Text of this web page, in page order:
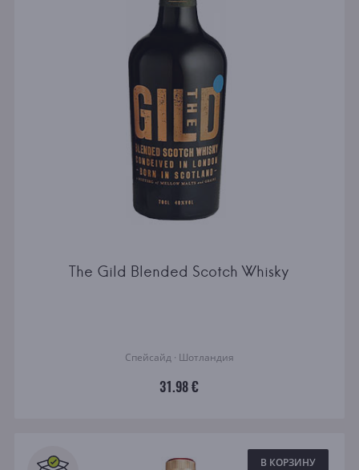
The Gild Blended Scotch Whisky
Спейсайд · Шотландия
31.98 €
В КОРЗИНУ